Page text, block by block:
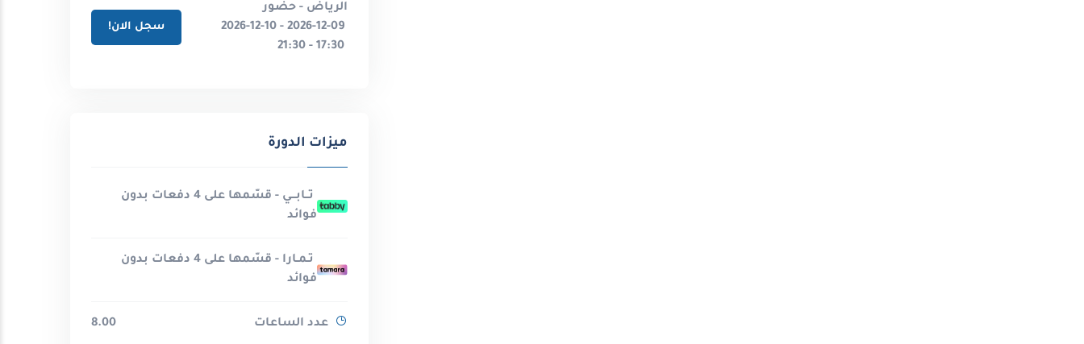
الرياض - حضور
سجل الان!
ميزات الدورة
تــابـــي - قسّمها على 4 دفعات بدون
فوائد
تـمـارا - قسّمها على 4 دفعات بدون
فوائد
عدد الساعات 8.00